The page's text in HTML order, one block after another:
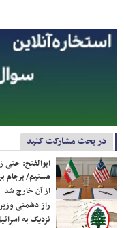
در بحث مشارکت کنید
ابوالفتح: حتی
هستیم/ برجام
از آن خارج شد
راز دشمنی
نزدیک به